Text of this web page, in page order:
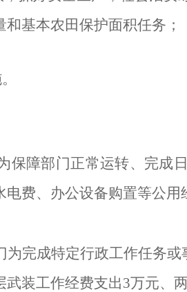
基本农田保护面积任务；
保障部门正常运转、完成
费、办公设备购置等公用
为完成特定行政工作任务
装工作经费支出3万元、